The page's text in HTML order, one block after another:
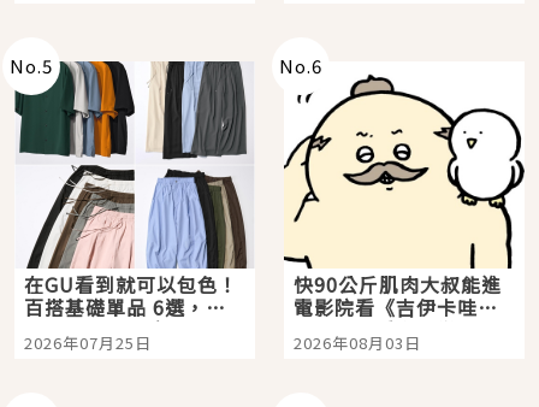
No.5
在GU看到就可以包色！
百搭基礎單品 6選，閉
眼全收也不心疼
2026年07月25日
No.6
快90公斤肌肉大叔能進
電影院看《吉伊卡哇》
嗎？日本重金屬樂團
「打首」會長與nagano
2026年08月03日